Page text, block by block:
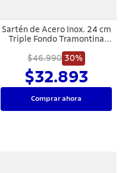
Sartén de Acero Inox. 24 cm
Triple Fondo Tramontina
$46.990 30%
$32.893
Comprar ahora